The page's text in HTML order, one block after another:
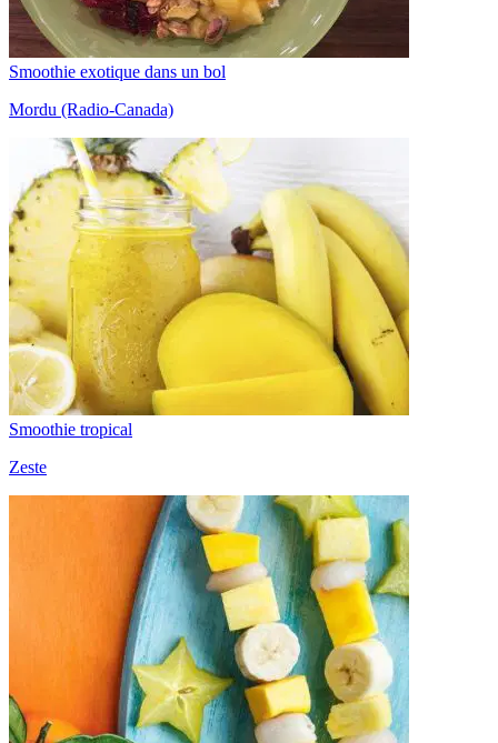
Smoothie exotique dans un bol
Mordu (Radio-Canada)
Smoothie tropical
Zeste